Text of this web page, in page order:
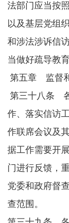
法部门应当按
以及基层党组
和涉法涉诉信
当做好疏导教
第五章 监督
第三十八条
作、落实信访
作联席会议及
据工作需要开
门进行反馈，
党委和政府督
查范围。